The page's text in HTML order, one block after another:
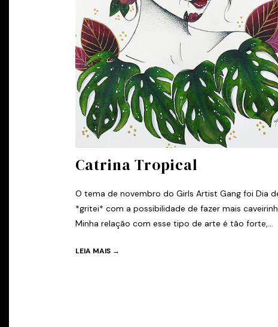
Catrina Tropical
O tema de novembro do Girls Artist Gang foi Dia
*gritei* com a possibilidade de fazer mais
Minha relação com esse tipo de arte é tão forte,...
LEIA MAIS →